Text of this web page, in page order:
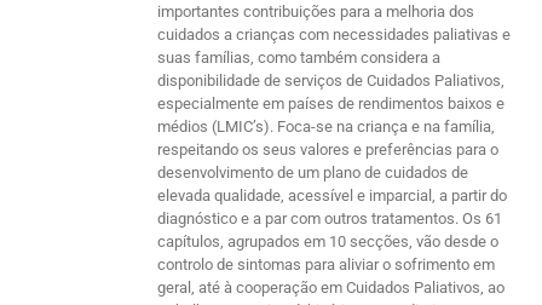
importantes contribuições para a melhoria dos
cuidados a crianças com necessidades paliativas e
suas famílias, como também considera a
disponibilidade de serviços de Cuidados Paliativos,
especialmente em países de rendimentos baixos e
médios (LMIC’s). Foca-se na criança e na família,
respeitando os seus valores e preferências para o
desenvolvimento de um plano de cuidados de
elevada qualidade, acessível e imparcial, a partir do
diagnóstico e a par com outros tratamentos. Os 61
capítulos, agrupados em 10 secções, vão desde o
controlo de sintomas para aliviar o sofrimento em
geral, até à cooperação em Cuidados Paliativos, ao